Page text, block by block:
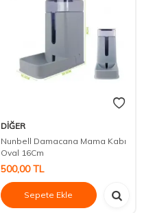
DİĞER
Nunbell Damacana Mama Kabı
Oval 16Cm
500,00TL
Sepete Ekle